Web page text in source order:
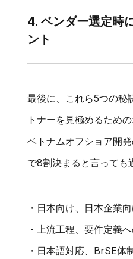
4. ベンダー選定時
ント
最後に、これら5つの秘
トナーを見極めるため
ベトナムオフショア開
で8割決まると言っても
・日本向け、日本企業
・上流工程、要件定義
・日本語対応、BrSE体